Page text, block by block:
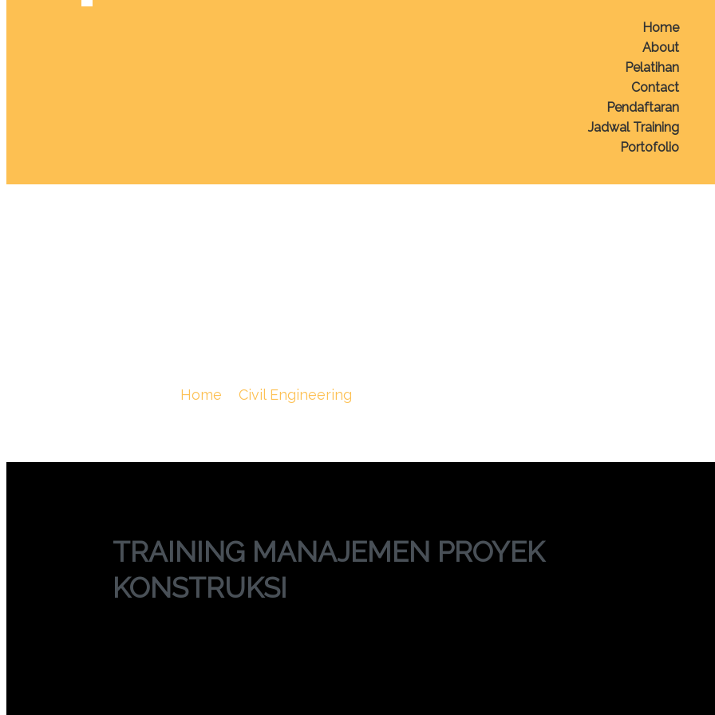
Home
About
Pelatihan
Contact
Pendaftaran
Jadwal Training
Portofolio
Home Civil Engineering
TRAINING MANAJEMEN PROYEK
KONSTRUKSI